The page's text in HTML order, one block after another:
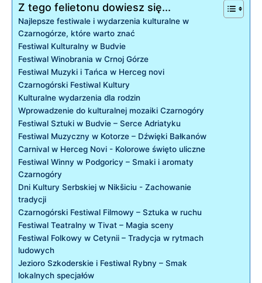
Z tego felietonu dowiesz się...
Najlepsze ​festiwale i ⁤wydarzenia⁤ kulturalne w
Czarnogórze, które warto znać
Festiwal Kulturalny w⁣ Budvie
Festiwal Winobrania​ w Crnoj Górze
Festiwal Muzyki i Tańca w Herceg novi
Czarnogórski‍ Festiwal ⁣Kultury
Kulturalne‍ wydarzenia dla rodzin
Wprowadzenie do ⁤kulturalnej ⁢mozaiki Czarnogóry
Festiwal Sztuki w⁢ Budvie – Serce Adriatyku
Festiwal Muzyczny w Kotorze – Dźwięki Bałkanów
Carnival w Herceg Novi ‍- ⁤Kolorowe święto uliczne
Festiwal Winny w Podgoricy​ – ‌Smaki⁣ i aromaty
⁤Czarnogóry
Dni Kultury Serbskiej w Nikšiciu -‍ Zachowanie
⁤tradycji
Czarnogórski Festiwal Filmowy⁢ – Sztuka w ruchu
Festiwal Teatralny w⁣ Tivat​ – ⁤Magia sceny
Festiwal Folkowy w Cetynii – Tradycja w rytmach
ludowych
Jezioro Szkoderskie i Festiwal Rybny – ⁣Smak
lokalnych specjałów